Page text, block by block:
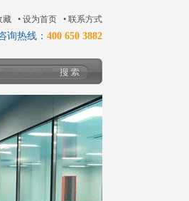
藏 • 设为首页 • 联系方式
询热线： 400 650 3882